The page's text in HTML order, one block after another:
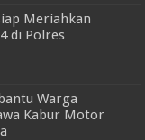
Meriahkan
di Polres
Warga
Kabur Motor